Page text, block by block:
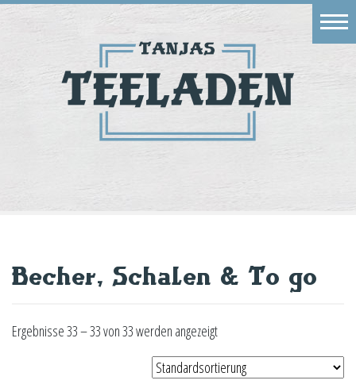
Becher, Schalen & To go
Ergebnisse 33 – 33 von 33 werden angezeigt
Geschäft